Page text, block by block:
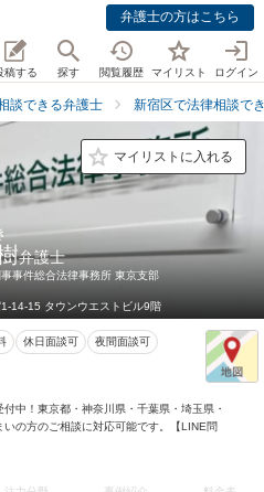
弁護士の方はこちら
稿する 探す 閲覧履歴 マイリスト ログイン
談できる弁護士 新宿区で法律相談で
マイリストに入れる
弁護士
事件総合法律事務所 東京支部
14-15 タウンウエストビル9階
休日面談可 夜間面談可
中！東京都・神奈川県・千葉県・埼玉県・
の方のご相談に対応可能です。【LINE問